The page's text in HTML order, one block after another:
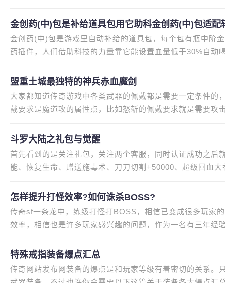
金创药(中)包是补给道具包用它助科金创药(中)包适配
力量靠它自动补药
金创药(中)包是游戏里自动补给的道具包，每个包有瓶中阶
药插件，人们借助科技的力量靠它能设置血量低于30%自
盟重土城最独特的神兵赤血魔剑
大家都知道传奇游戏中各类武器的佩戴都是需要一定条件
戴要求是魔道攻的属性点，比如怒斩的佩戴要求就是需要攻
斗罗大陆之礼包与觉醒
首先看到的是关注礼包，关注两个客服，同时认证成功之后
能、恢复生命、赠送施毒术、刀刀切割+50000、超级回血
怎样提升打怪效率?如何诛杀BOSS?
传奇sf一条龙中，练级打怪打BOSS，相信已变成很多玩家
效率，相信也是许多玩家感兴趣的问题，作为一名有三年经
特殊戒指装备爆点汇总
传奇网站发布网装备的爆点是和玩家等级有着密切的关系。